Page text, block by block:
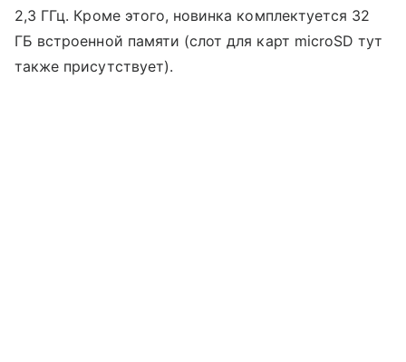
2,3 ГГц. Кроме этого, новинка комплектуется 32
ГБ встроенной памяти (слот для карт microSD тут
также присутствует).